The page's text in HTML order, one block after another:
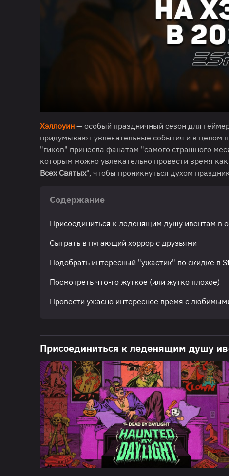
Хэллоуин — особый праздничный сезон для
придумывают увлекательные события и в целом
"гиков" принесла фанатам "самого страшного
которым можно увлекательно провести время
Всех Святых", чтобы проникнуться духом
Содержание
Присоединиться к леденящим душу ивентам в
Сыграть в пугающий хоррор с друзьями
Подобрать интересный "ужастик" по скидке в
Посмотреть что-то жуткое (или жутко плохое)
Провести ужасно интересное время с
Присоединиться к леденящим душу